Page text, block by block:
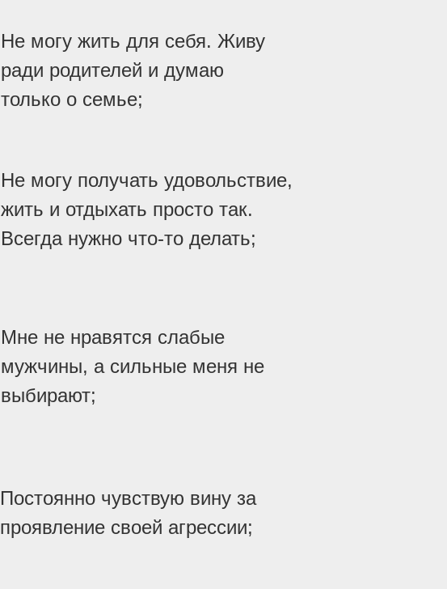
Не могу получать удовольствие,
жить и отдыхать просто так.
Всегда нужно что-то делать;
Не могу жить для себя. Живу
ради родителей и думаю
только о семье;
Мне не нравятся слабые
мужчины, а сильные меня не
выбирают;
Постоянно чувствую вину за
проявление своей агрессии;